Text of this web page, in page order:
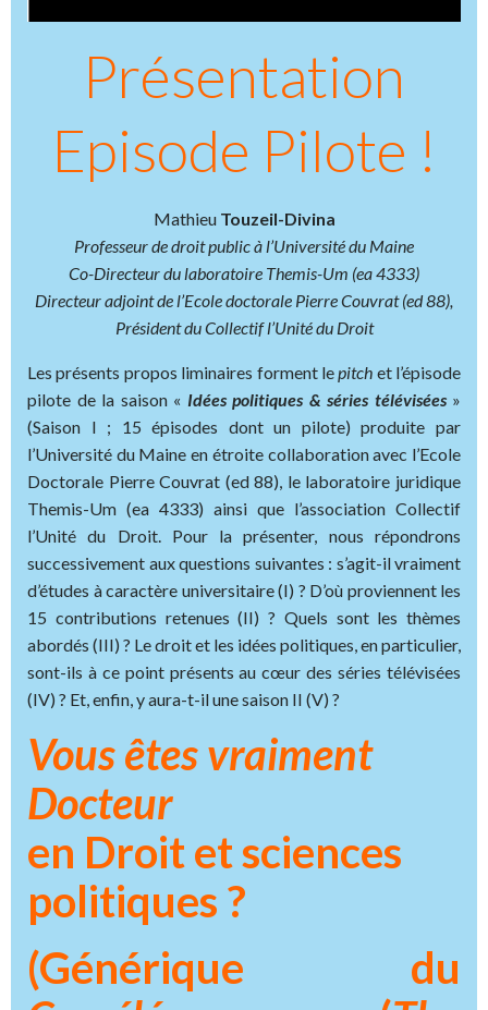
Présentation
Episode Pilote !
Mathieu Touzeil-Divina
Professeur de droit public à l’Université du Maine
Co-Directeur du laboratoire Themis-Um (ea 4333)
Directeur adjoint de l’Ecole doctorale Pierre Couvrat (ed 88),
Président du Collectif l’Unité du Droit
Les présents propos liminaires forment lepitch et l’épisode
pilote de la saison « Idées politiques & séries télévisées»
(Saison I ; 15 épisodes dont un pilote) produite par
l’Université du Maine en étroite collaboration avec l’Ecole
Doctorale Pierre Couvrat (ed 88), le laboratoire juridique
Themis-Um (ea 4333) ainsi que l’association Collectif
l’Unité du Droit. Pour la présenter, nous répondrons
successivement aux questions suivantes : s’agit-il vraiment
d’études à caractère universitaire (I) ? D’où proviennent les
15 contributions retenues (II) ? Quels sont les thèmes
abordés (III) ? Le droit et les idées politiques, en particulier,
sont-ils à ce point présents au cœur des séries télévisées
(IV) ? Et, enfin, y aura-t-il une saison II (V) ?
Vous êtes vraiment
Docteur
en Droit et sciences
politiques ?
(Générique du